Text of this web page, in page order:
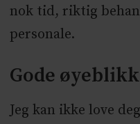
nok tid, riktig
personale.
Gode
Jeg kan ikke love